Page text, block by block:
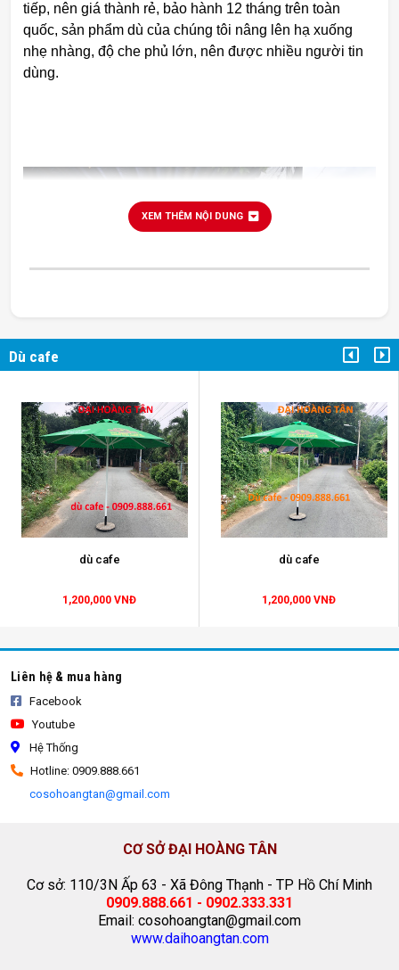
tiếp, nên giá thành rẻ, bảo hành 12 tháng trên toàn
quốc, sản phẩm dù của chúng tôi nâng lên hạ xuống
nhẹ nhàng, độ che phủ lớn, nên được nhiều người tin
dùng.
dù cafe
XEM THÊM NỘI DUNG
Dù cafe
dù cafe
1,200,000 VNĐ
dù cafe
1,200,000 VNĐ
Liên hệ & mua hàng
Facebook
Youtube
Hệ Thống
Hotline: 0909.888.661
cosohoangtan@gmail.com
CƠ SỞ ĐẠI HOÀNG TÂN
Cơ sở: 110/3N Ấp 63 - Xã Đông Thạnh - TP Hồ Chí Minh
0909.888.661 - 0902.333.331
Email: cosohoangtan@gmail.com
www.daihoangtan.com